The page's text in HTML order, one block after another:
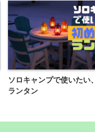
ソロキャンプで使いたい
ランタン